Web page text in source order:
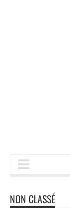
NON CLASSÉ